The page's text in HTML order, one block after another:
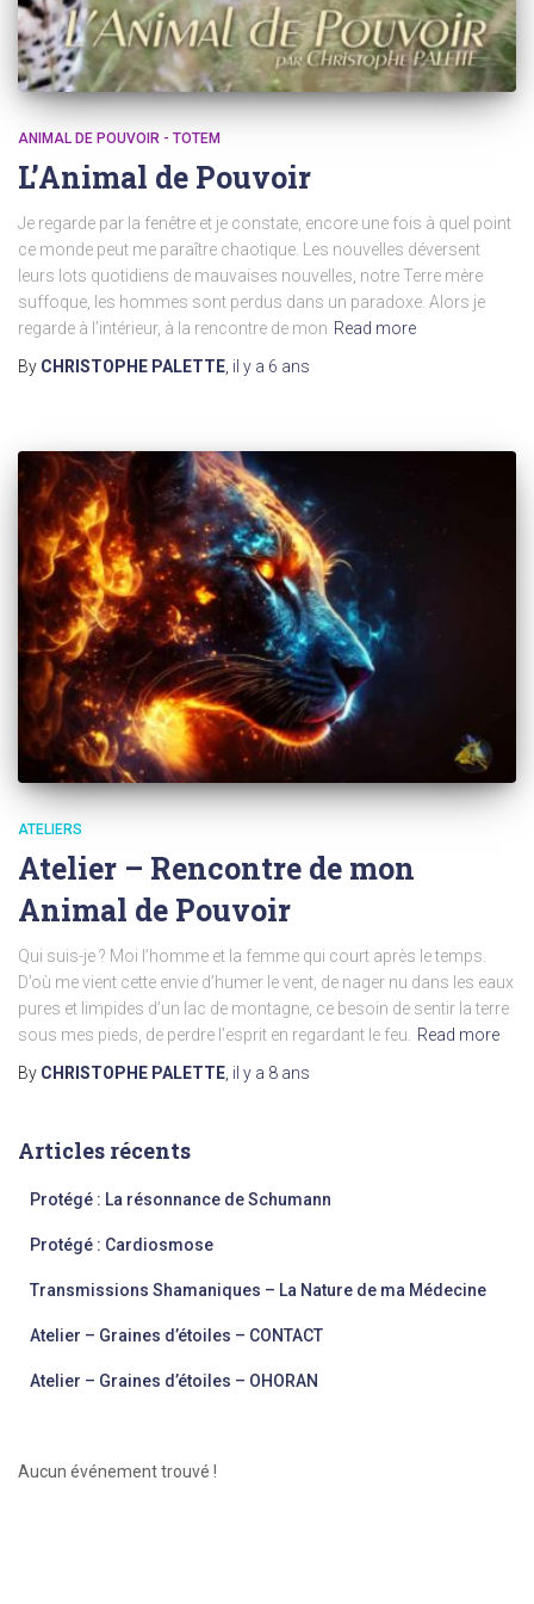
ANIMAL DE POUVOIR - TOTEM
L’Animal de Pouvoir
Je regarde par la fenêtre et je constate, encore une fois à quel point
ce monde peut me paraître chaotique. Les nouvelles déversent
leurs lots quotidiens de mauvaises nouvelles, notre Terre mère
suffoque, les hommes sont perdus dans un paradoxe. Alors je
regarde à l’intérieur, à la rencontre de mon Read more
By CHRISTOPHE PALETTE il y a 6 ans
ATELIERS
Atelier – Rencontre de mon
Animal de Pouvoir
Qui suis-je ? Moi l’homme et la femme qui court après le temps.
D’où me vient cette envie d’humer le vent, de nager nu dans les eaux
pures et limpides d’un lac de montagne, ce besoin de sentir la terre
sous mes pieds, de perdre l’esprit en regardant le feu. Read more
By CHRISTOPHE PALETTE, il y a 8 ans
Articles récents
Protégé : La résonnance de Schumann
Protégé : Cardiosmose
Transmissions Shamaniques – La Nature de ma Médecine
Atelier – Graines d’étoiles – CONTACT
Atelier – Graines d’étoiles – OHORAN
Aucun événement trouvé !